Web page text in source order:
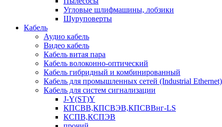
Угловые шлифмашины, лобзики
Шуруповерты
Кабель
Аудио кабель
Видео кабель
Кабель витая пара
Кабель волоконно-оптический
Кабель гибридный и комбинированный
Кабель для промышленных сетей (Industrial Ethernet)
Кабель для систем сигнализации
J-Y(ST)Y
КПСВВ,КПСВЭВ,КПСВВнг-LS
КСПВ,КСПЭВ